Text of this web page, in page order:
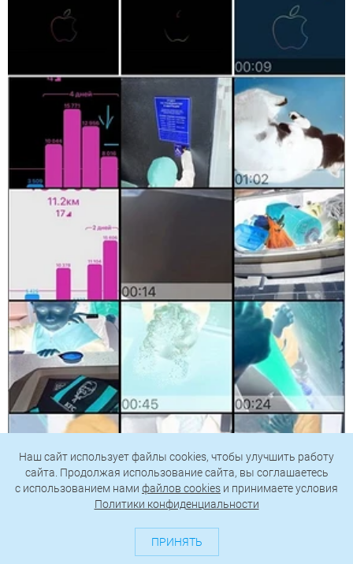
Наш сайт использует файлы cookies, чтобы улучшить работу
сайта. Продолжая использование сайта, вы соглашаетесь
c использованием нами файлов cookies и принимаете условия
Политики конфиденциальности
ПРИНЯТЬ